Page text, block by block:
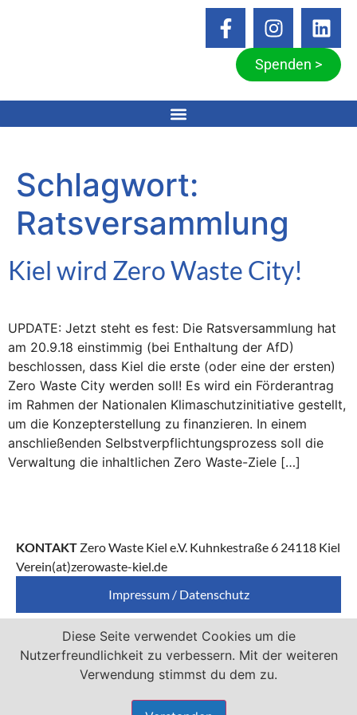
Spenden >
Schlagwort:
Ratsversammlung
Kiel wird Zero Waste City!
UPDATE: Jetzt steht es fest: Die Ratsversammlung hat
am 20.9.18 einstimmig (bei Enthaltung der AfD)
beschlossen, dass Kiel die erste (oder eine der ersten)
Zero Waste City werden soll! Es wird ein Förderantrag
im Rahmen der Nationalen Klimaschutzinitiative gestellt,
um die Konzepterstellung zu finanzieren. In einem
anschließenden Selbst­verpflichtungs­prozess soll die
Verwaltung die inhaltlichen Zero Waste-Ziele […]
KONTAKT Zero Waste Kiel e.V. Kuhnkestraße 6 24118 Kiel
Verein(at)zerowaste-kiel.de
Impressum / Datenschutz
Zero Waste Kiel e.V. ist Mitglied von
Diese Seite verwendet Cookies um die
Nutzerfreundlichkeit zu verbessern. Mit der weiteren
Verwendung stimmst du dem zu.